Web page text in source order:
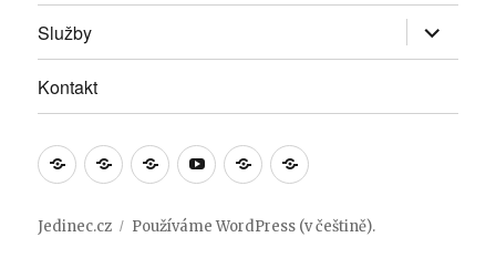
položky
Služby
Zobrazit
položky
Kontakt
NaDílkaÚvodem
PojetíPéťa
YouTube
SlužbyKontakt
Jedinec.cz Používáme WordPress (v češtině).